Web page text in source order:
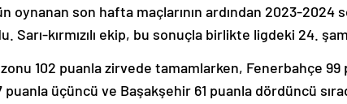
oynanan son hafta maçlarının ardından 2023-2024
Sarı-kırmızılı ekip, bu sonuçla birlikte ligdeki 24.
102 puanla zirvede tamamlarken, Fenerbahçe 99
üçüncü ve Başakşehir 61 puanla dördüncü